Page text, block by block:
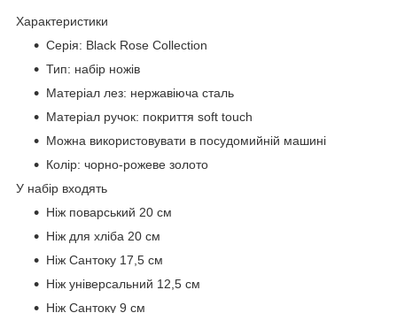
Характеристики
Серія: Black Rose Collection
Тип: набір ножів
Матеріал лез: нержавіюча сталь
Матеріал ручок: покриття soft touch
Можна використовувати в посудомийній машині
Колір: чорно-рожеве золото
У набір входять
Ніж поварський 20 см
Ніж для хліба 20 см
Ніж Сантоку 17,5 см
Ніж універсальний 12,5 см
Ніж Сантоку 9 см